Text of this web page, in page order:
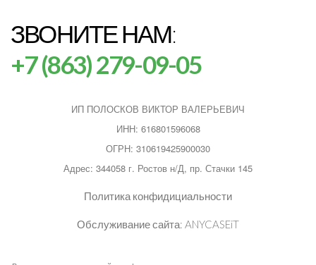
ЗВОНИТЕ НАМ:
+7 (863) 279-09-05
ИП ПОЛОСКОВ ВИКТОР ВАЛЕРЬЕВИЧ
ИНН: 616801596068
ОГРН: 310619425900030
Адрес: 344058 г. Ростов н/Д, пр. Стачки 145
Политика конфидициальности
Обслуживание сайта: ANYCASEiT